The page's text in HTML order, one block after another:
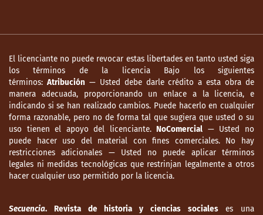
El licenciante no puede revocar estas libertades en tanto usted siga
los términos de la licencia Bajo los siguientes
términos: Atribución — Usted debe darle crédito a esta obra de
manera adecuada, proporcionando un enlace a la licencia, e
indicando si se han realizado cambios. Puede hacerlo en cualquier
forma razonable, pero no de forma tal que sugiera que usted o su
uso tienen el apoyo del licenciante.NoComercial — Usted no
puede hacer uso del material con fines comerciales. No hay
restricciones adicionales — Usted no puede aplicar términos
legales ni medidas tecnológicas que restrinjan legalmente a otros
hacer cualquier uso permitido por la licencia.
Secuencia. Revista de historia y ciencias socialeses una